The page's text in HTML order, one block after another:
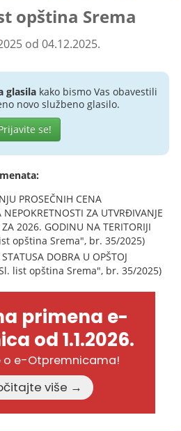
opština Srema
od 04.12.2025.
glasilakako bismo Vas obavestili
novo službeno glasilo.
se!
PROSEČNIH CENA
ZA UTVRĐIVANJE
2026. GODINU NA TERITORIJI
opština Srema", br. 35/2025)
DOBRA U OPŠTOJ
list opština Srema", br. 35/2025)
primena e-
od 1.1.2026.
o e-Otpremnicama!
Pročitajte više →